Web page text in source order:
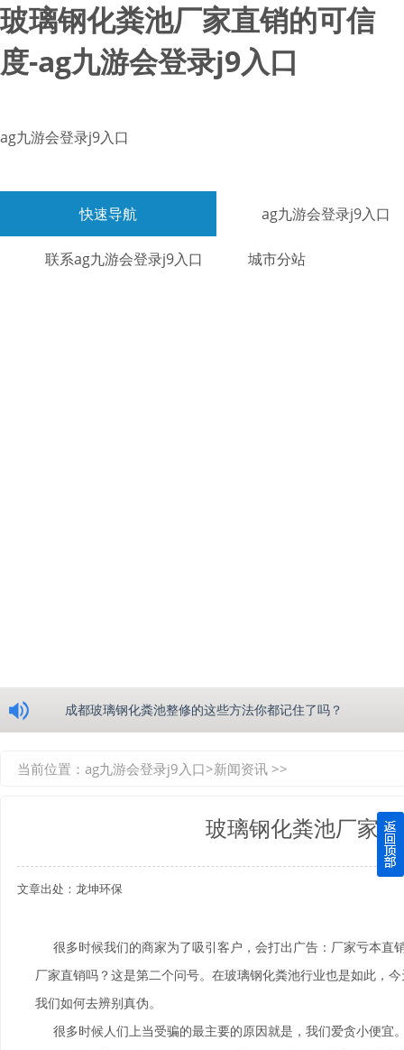
玻璃钢化粪池厂家直销的可信
度-ag九游会登录j9入口
ag九游会登录j9入口
快速导航 ag九游会登录j9入口
联系ag九游会登录j9入口 城市分站
成都玻璃钢化粪池整修的这些方法你都记住了吗？
四川玻璃钢化粪池逐渐取代传统玻璃钢化粪池的这几点原因
关于重庆玻璃钢化粪池的这些基础知识你都记住了吗？
在安装绵阳玻璃钢化粪池时可能遇到这些难题
使用成都玻璃钢化粪池的七大好处你都记住了吗？
当前位置： ag九游会登录j9入口>新闻资讯 >>
玻璃钢化粪池厂家
文章出处：龙坤环保
很多时候我们的商家为了吸引客户，会打出广告：厂家亏本直
厂家直销吗？这是第二个问号。在玻璃钢化粪池行业也是如此，
我们如何去辨别真伪。
很多时候人们上当受骗的最主要的原因就是，我们爱贪小便宜